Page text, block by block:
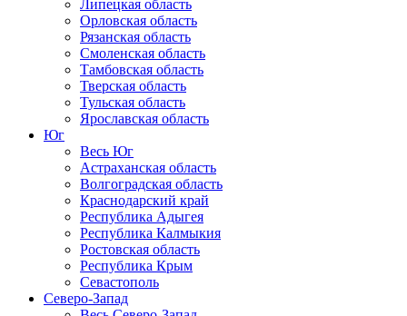
Липецкая область
Орловская область
Рязанская область
Смоленская область
Тамбовская область
Тверская область
Тульская область
Ярославская область
Юг
Весь Юг
Астраханская область
Волгоградская область
Краснодарский край
Республика Адыгея
Республика Калмыкия
Ростовская область
Республика Крым
Севастополь
Северо-Запад